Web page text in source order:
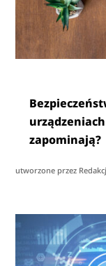
zapominają?
utworzone przez